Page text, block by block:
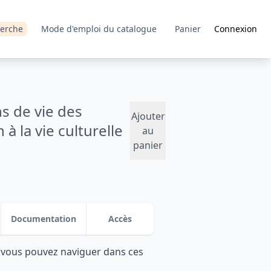
Mode d'emploi du catalogue Panier Connexion
de vie des
à la vie culturelle
Ajouter
au
panier
Documentation Accès
pouvez naviguer dans ces